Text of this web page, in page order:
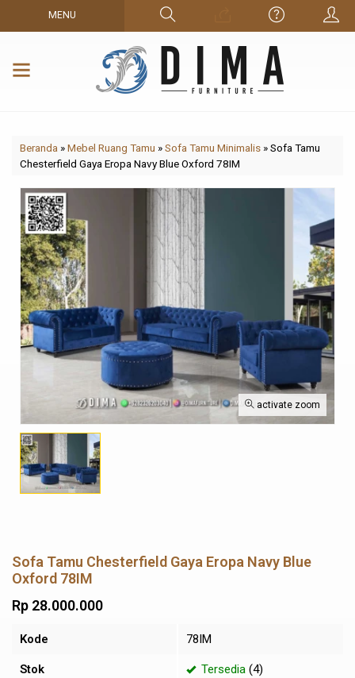
MENU
Beranda »Mebel Ruang Tamu »Sofa Tamu Minimalis »Sofa Tamu
Chesterfield Gaya Eropa Navy Blue Oxford 78IM
activate zoom
Sofa Tamu Chesterfield Gaya Eropa Navy Blue
Oxford 78IM
Rp 28.000.000
Kode 78IM
Stok Tersedia (4)